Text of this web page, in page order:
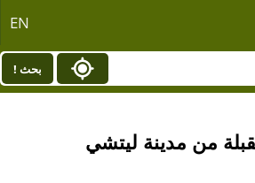
EN
بحث !
من مدينة ليتشي